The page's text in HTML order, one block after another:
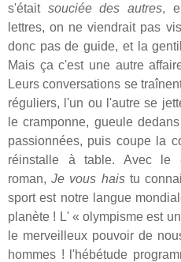
s'était souciée des autres,
lettres, on ne viendrait pas
donc pas de guide, et la
Mais ça c'est une autre
Leurs conversations se
réguliers, l'un ou l'autre se
le cramponne, gueule
passionnées, puis coupe la
réinstalle à table. Avec le
roman,Je vous haistu
sport est notre langue
planète ! L' « olympisme est
le merveilleux pouvoir de
hommes ! l'hébétude